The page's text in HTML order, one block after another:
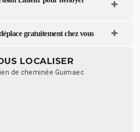
gratuitement chez vous
LOCALISER
de cheminée Guimaec